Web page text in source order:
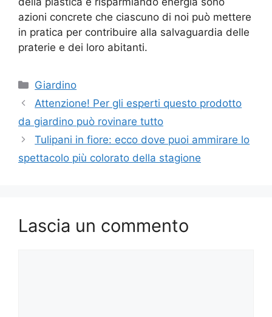
azioni concrete che ciascuno di noi può mettere
in pratica per contribuire alla salvaguardia delle
praterie e dei loro abitanti.
Categorie
Giardino
Attenzione! Per gli esperti questo prodotto
da giardino può rovinare tutto
Tulipani in fiore: ecco dove puoi ammirare lo
spettacolo più colorato della stagione
Lascia un commento